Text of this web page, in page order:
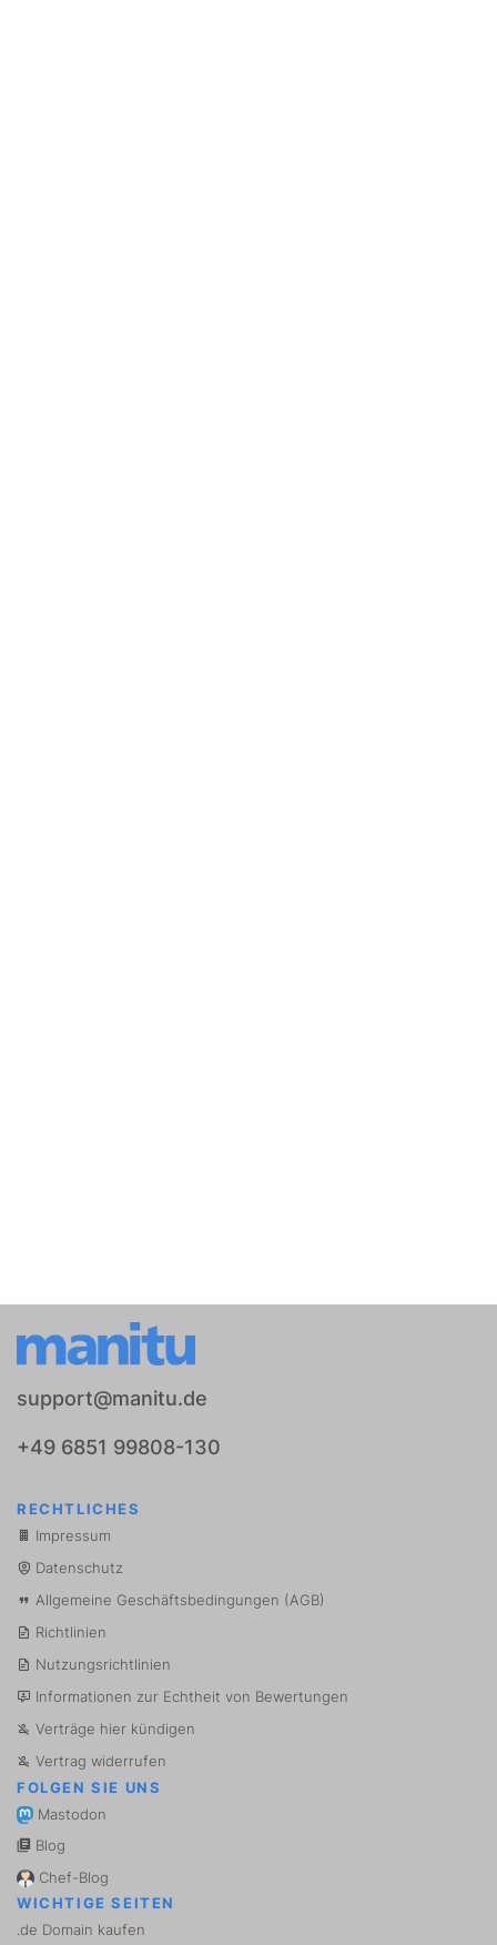
support@manitu.de
+49 6851 99808-130
RECHTLICHES
Impressum
Datenschutz
Allgemeine Geschäftsbedingungen (AGB)
Richtlinien
Nutzungsrichtlinien
Informationen zur Echtheit von Bewertungen
Verträge hier kündigen
Vertrag widerrufen
FOLGEN SIE UNS
Mastodon
Blog
Chef-Blog
WICHTIGE SEITEN
.de Domain kaufen